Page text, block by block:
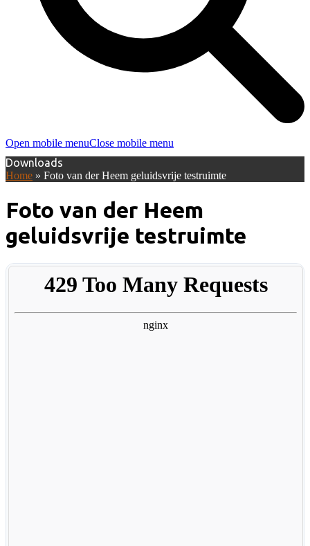
Open mobile menuClose mobile menu
Downloads
Home » Foto van der Heem geluidsvrije testruimte
Foto van der Heem
geluidsvrije testruimte